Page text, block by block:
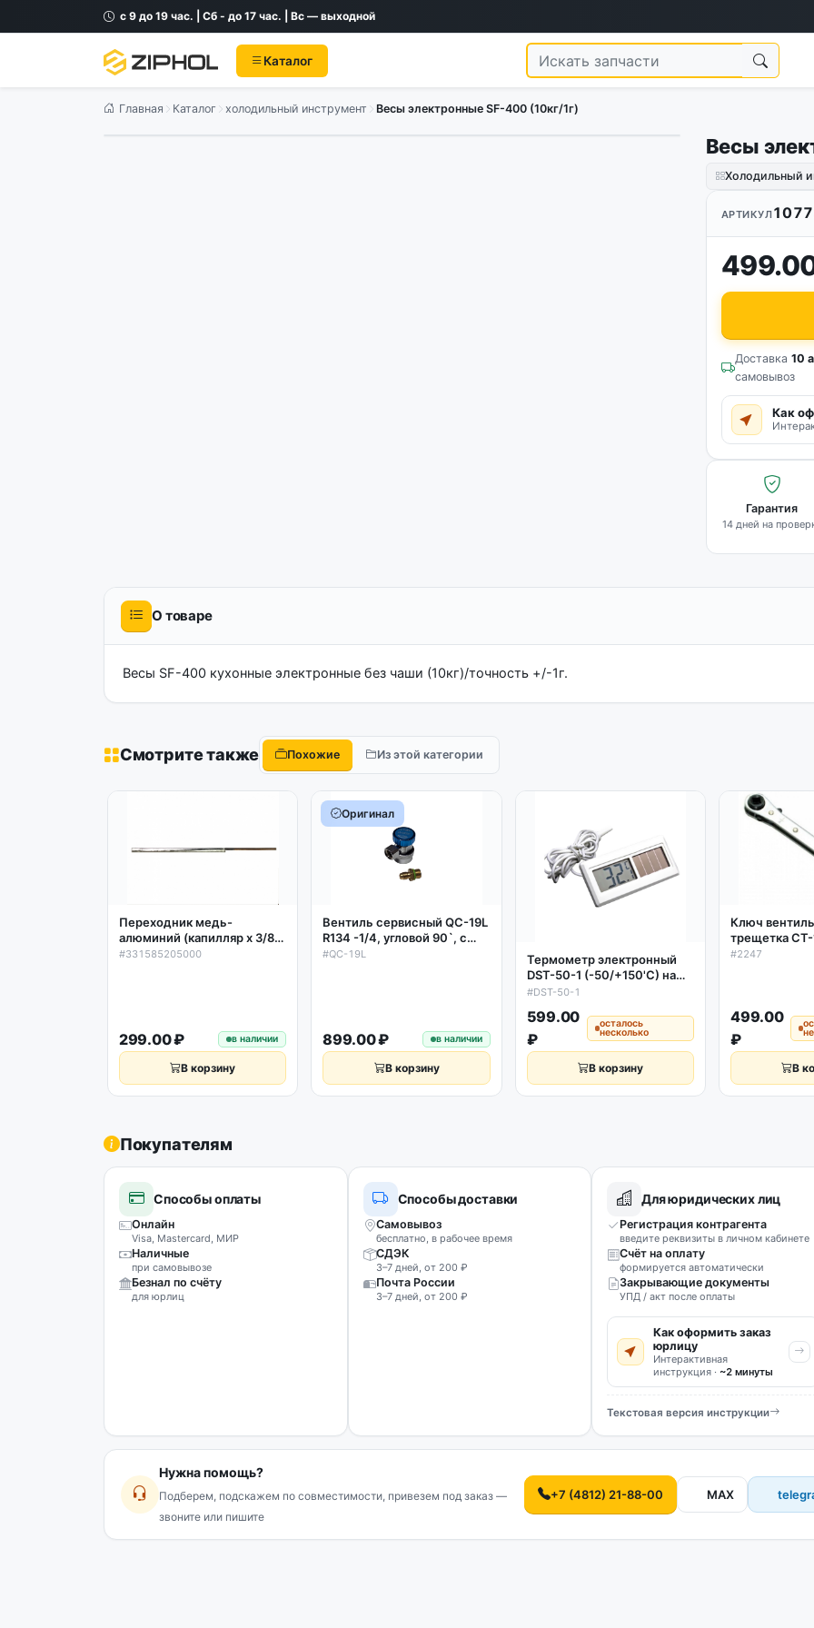
с 9 до 19 час. | Сб - до 17 час. | Вс — выходной
Каталог
Главная Каталог холодильный инструмент Весы электронные SF-400 (10кг/1г)
Весы
Холодильный
АРТИКУЛ
Доставка 10
самовывоз
Как
Гарантия
14 дней на
О товаре
Весы SF-400 кухонные электронные без чаши (10кг)/точность +/-1г.
Смотрите также Похожие Из этой категории
Переходник медь-
алюминий (капилляр х 3/8`)
#331585205000
299.00 ₽ в наличии
В корзину
Оригинал
Вентиль сервисный QC-19L
R134 -1/4, угловой 90`, с
переходником, низкое
#QC-19L
899.00 ₽ в наличии
В корзину
Термометр электронный
DST-50-1 (-50/+150'C) на
солнечной батарее с
#DST-50-1
599.00
₽
осталось
несколько
В корзину
Ключ
трещетка
3/16, 5/16)
#2247
499.00
₽
В
Покупателям
Способы оплаты
Онлайн
Visa, Mastercard, МИР
Наличные
при самовывозе
Безнал по счёту
для юрлиц
Способы доставки
Самовывоз
бесплатно, в рабочее время
СДЭК
3–7 дней, от 200 ₽
Почта России
3–7 дней, от 200 ₽
Для юридических лиц
Регистрация контрагента
введите реквизиты в личном кабинете
Счёт на оплату
формируется автоматически
Закрывающие документы
УПД / акт после оплаты
Как оформить заказ
юрлицу
Интерактивная
инструкция · ~2 минуты
Текстовая версия инструкции
Нужна помощь?
Подберем, подскажем по совместимости, привезем под заказ —
звоните или пишите
+7 (4812) 21-88-00 MAX